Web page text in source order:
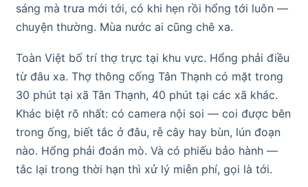
sáng mà trưa mới tới, có khi hẹn rồi hổng tới luôn —
chuyện thường. Mùa nước ai cũng chê xa.
Toàn Việt bố trí thợ trực tại khu vực. Hổng phải điều
từ đâu xa. Thợ thông cống Tân Thạnh có mặt trong
30 phút tại xã Tân Thạnh, 40 phút tại các xã khác.
Khác biệt rõ nhất: có camera nội soi — coi được bên
trong ống, biết tắc ở đâu, rễ cây hay bùn, lún đoạn
nào. Hổng phải đoán mò. Và có phiếu bảo hành —
tắc lại trong thời hạn thì xử lý miễn phí, gọi là tới.